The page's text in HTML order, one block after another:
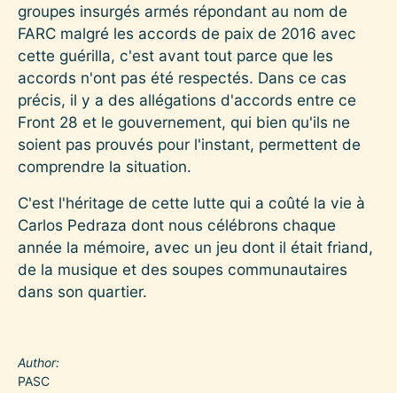
groupes insurgés armés répondant au nom de
FARC malgré les accords de paix de 2016 avec
cette guérilla, c'est avant tout parce que les
accords n'ont pas été respectés. Dans ce cas
précis, il y a des allégations d'accords entre ce
Front 28 et le gouvernement, qui bien qu'ils ne
soient pas prouvés pour l'instant, permettent de
comprendre la situation.
C'est l'héritage de cette lutte qui a coûté la vie à
Carlos Pedraza dont nous célébrons chaque
année la mémoire, avec un jeu dont il était friand,
de la musique et des soupes communautaires
dans son quartier.
Author
PASC